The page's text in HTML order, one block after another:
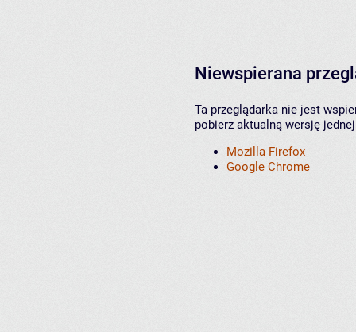
Niewspierana
Ta przeglądarka nie jest
pobierz aktualną wersję
Mozilla Firefox
Google Chrome